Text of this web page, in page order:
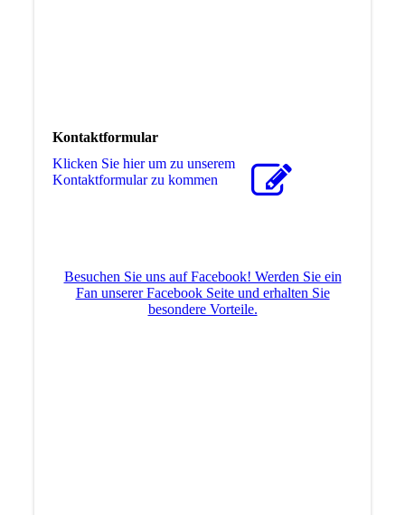
Kontaktformular
Klicken Sie hier um zu unserem
Kon­takt­for­mu­lar zu kommen
Besuchen Sie uns auf Facebook! Werden Sie ein
Fan unserer Facebook Seite und erhalten Sie
besondere Vorteile.